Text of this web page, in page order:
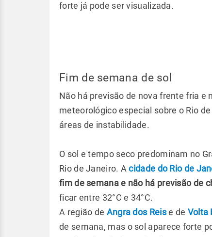
forte já pode ser visualizada.
Fim de semana de sol
Não há previsão de nova frente fria
meteorológico especial sobre o Rio
áreas de instabilidade.
O sol e tempo seco predominam no
Rio de Janeiro. A cidade do Rio de
fim de semana e não há previsão de
ficar entre 32°C e 34°C.
A região de Angra dos Reise de Volta
de semana, mas o sol aparece forte